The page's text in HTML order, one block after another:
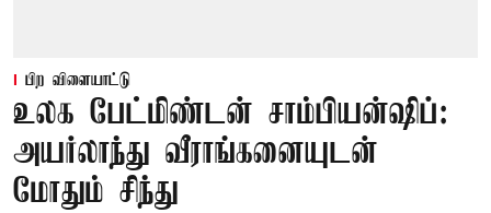
பிற விளையாட்டு
உலக பேட்மிண்டன் சாம்பியன்ஷிப்:
அயர்லாந்து வீராங்கனையுடன்
மோதும் சிந்து